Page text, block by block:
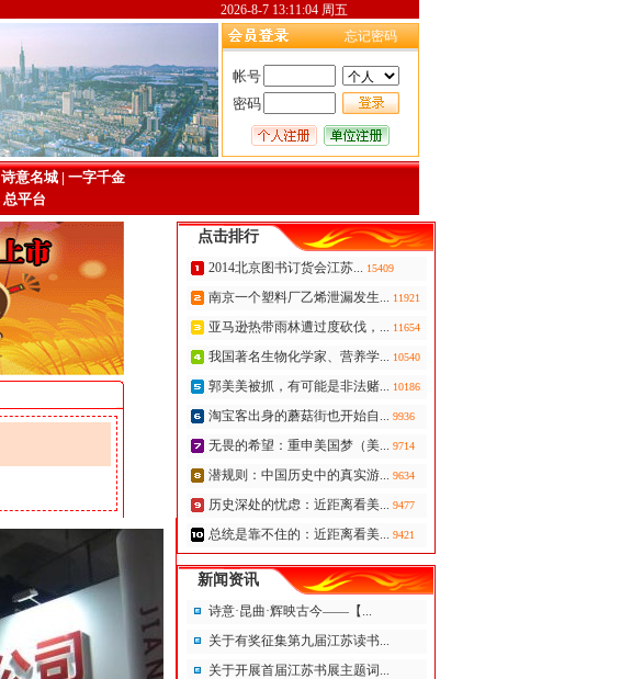
2026-8-7 13:11:04 周五
忘记密码
帐号
密码
诗意名城| 一字千金
总平台
点击排行
2014北京图书订货会江苏... 15409
南京一个塑料厂乙烯泄漏发生... 11921
亚马逊热带雨林遭过度砍伐，... 11654
我国著名生物化学家、营养学... 10540
郭美美被抓，有可能是非法赌... 10186
淘宝客出身的蘑菇街也开始自... 9936
无畏的希望：重申美国梦（美... 9714
潜规则：中国历史中的真实游... 9634
历史深处的忧虑：近距离看美... 9477
总统是靠不住的：近距离看美... 9421
新闻资讯
诗意·昆曲·辉映古今——【...
关于有奖征集第九届江苏读书...
关于开展首届江苏书展主题词...